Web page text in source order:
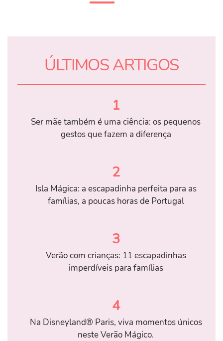
ÚLTIMOS ARTIGOS
1
Ser mãe também é uma ciência: os pequenos
gestos que fazem a diferença
2
Isla Mágica: a escapadinha perfeita para as
famílias, a poucas horas de Portugal
3
Verão com crianças: 11 escapadinhas
imperdíveis para famílias
4
Na Disneyland® Paris, viva momentos únicos
neste Verão Mágico.